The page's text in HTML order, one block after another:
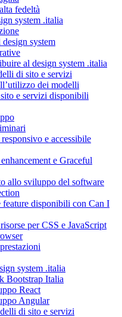
fedeltà
system .italia
system
al design system .italia
di sito e servizi
dei modelli
e servizi disponibili
e accessibile
e Graceful
allo sviluppo del software
feature disponibili con Can I
per CSS e JavaScript
system .italia
Bootstrap Italia
React
Angular
di sito e servizi